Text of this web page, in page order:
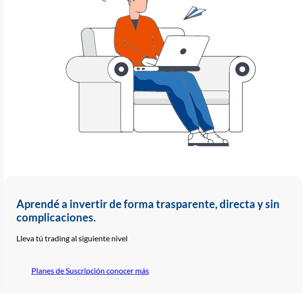
Aprendé a invertir de forma trasparente, directa y sin
complicaciones.
Lleva tú trading al siguiente nivel
Planes de Suscripción conocer más